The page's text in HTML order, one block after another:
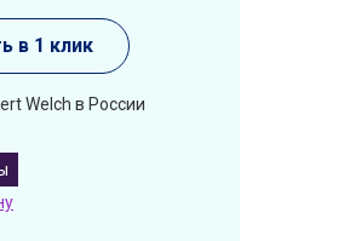
в 1 клик
Welch в России